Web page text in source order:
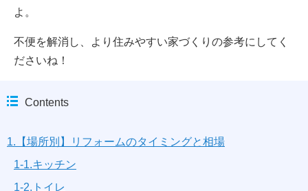
よ。
不便を解消し、より住みやすい家づくりの参考にしてく
ださいね！
Contents
1.【場所別】リフォームのタイミングと相場
1-1.キッチン
1-2.トイレ